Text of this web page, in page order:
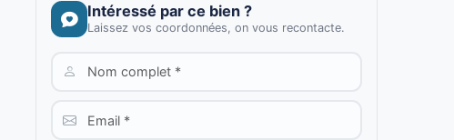
Intéressé par ce bien ?
Laissez vos coordonnées, on vous recontacte.